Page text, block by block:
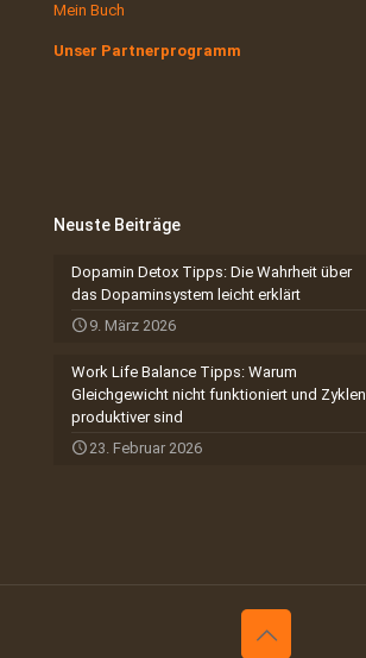
Mein Buch
Unser Partnerprogramm
Neuste Beiträge
Dopamin Detox Tipps: Die Wahrheit über
das Dopaminsystem leicht erklärt
9. März 2026
Work Life Balance Tipps: Warum
Gleichgewicht nicht funktioniert und Zyklen
produktiver sind
23. Februar 2026